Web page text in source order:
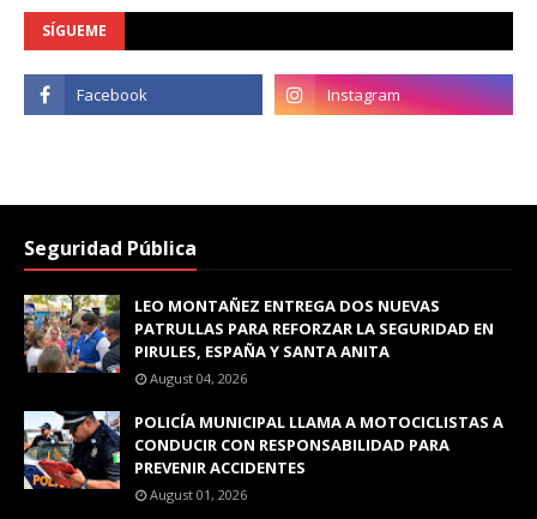
SÍGUEME
Seguridad Pública
LEO MONTAÑEZ ENTREGA DOS NUEVAS
PATRULLAS PARA REFORZAR LA SEGURIDAD EN
PIRULES, ESPAÑA Y SANTA ANITA
August 04, 2026
POLICÍA MUNICIPAL LLAMA A MOTOCICLISTAS A
CONDUCIR CON RESPONSABILIDAD PARA
PREVENIR ACCIDENTES
August 01, 2026